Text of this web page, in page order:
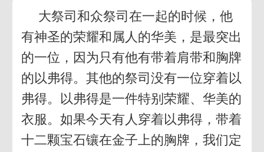
大祭司和众祭司在一起的时候，他
有神圣的荣耀和属人的华美，是最突出
的一位，因为只有他有带着肩带和胸牌
的以弗得。其他的祭司没有一位穿着以
弗得。以弗得是一件特别荣耀、华美的
衣服。如果今天有人穿着以弗得，带着
十二颗宝石镶在金子上的胸牌，我们定